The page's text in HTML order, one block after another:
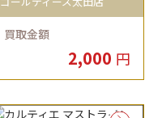
買取金額
2,000 円